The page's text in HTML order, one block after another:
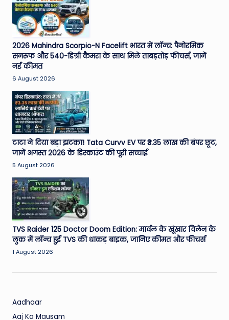
n
d
T
h
e
W
o
rl
d
2026 Mahindra Scorpio-N Facelift भारत में लॉन्च: पैनोरमिक
सनरूफ और 540-डिग्री कैमरा के साथ मिले ताबड़तोड़ फीचर्स, जानें
नई कीमत
6 August 2026
टाटा ने दिया बड़ा झटका! Tata Curvv EV पर ₹3.35 लाख की बंपर छूट,
जानें अगस्त 2026 के डिस्काउंट की पूरी सच्चाई
5 August 2026
TVS Raider 125 Doctor Doom Edition: मार्वल के खूंखार विलेन के
लुक में लॉन्च हुई TVS की धाकड़ बाइक, जानिए कीमत और फीचर्स
1 August 2026
Aadhaar
Aaj Ka Mausam